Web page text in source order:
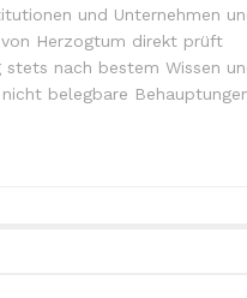
und Unternehmen
Herzogtum direkt prüft
nach bestem Wissen
belegbare